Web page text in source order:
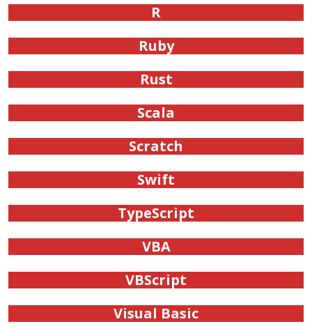
R
Ruby
Rust
Scala
Scratch
Swift
TypeScript
VBA
VBScript
Visual Basic